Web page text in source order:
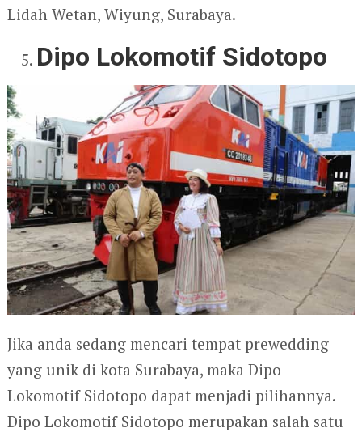
Lidah Wetan, Wiyung, Surabaya.
Dipo Lokomotif Sidotopo
Jika anda sedang mencari tempat prewedding
yang unik di kota Surabaya, maka Dipo
Lokomotif Sidotopo dapat menjadi pilihannya.
Dipo Lokomotif Sidotopo merupakan salah satu